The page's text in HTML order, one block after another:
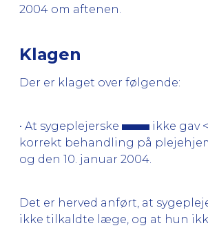
2004 om aftenen.
Klagen
Der er klaget over følgende:
• At sygeplejerske
ikke gav
korrekt behandling på
og den 10. januar 2004.
Det er herved anført, at
ikke tilkaldte læge, og at hun